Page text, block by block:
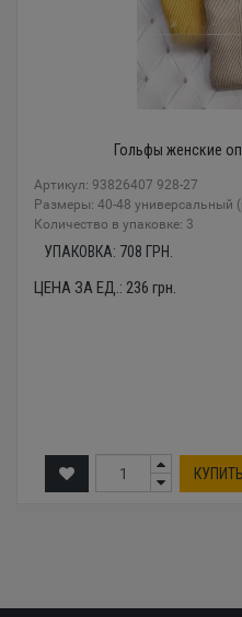
Гольфы женские
Артикул: 93826407 928-27
Размеры: 40-48 универсальный
Количество в упаковке: 3
УПАКОВКА: 708 ГРН.
ЦЕНА ЗА ЕД.: 236 грн.
КУПИТЬ